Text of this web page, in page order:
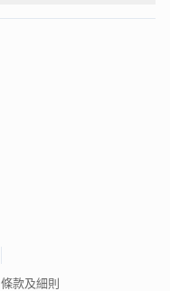
條款及細則